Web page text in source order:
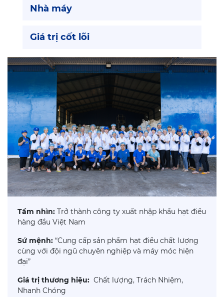
Nhà máy
Giá trị cốt lõi
Tầm nhìn: Trở thành công ty xuất nhập khẩu hạt điều
hàng đầu Việt Nam
Sứ mệnh: “Cung cấp sản phẩm hạt điều chất lượng
cùng với đội ngũ chuyên nghiệp và máy móc hiện
đại”
Giá trị thương hiệu: Chất lượng, Trách Nhiệm,
Nhanh Chóng